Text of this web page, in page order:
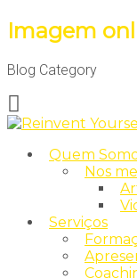
Imagem
Blog Category
Quem
Nos
Serviços